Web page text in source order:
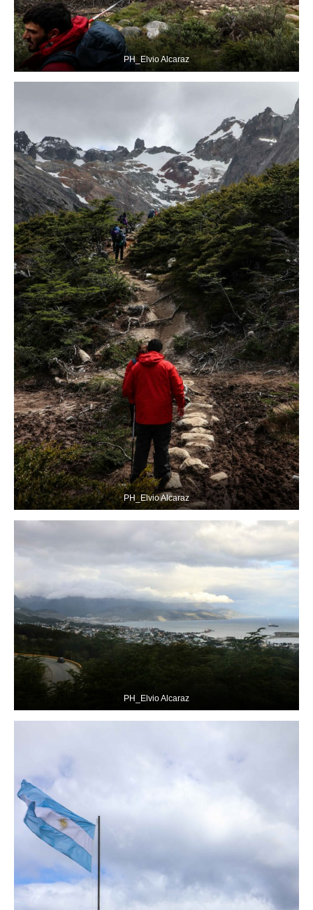
PH_Elvio Alcaraz
PH_Elvio Alcaraz
PH_Elvio Alcaraz